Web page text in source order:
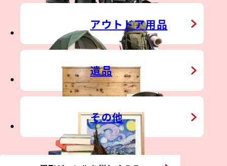
アウトドア用品
遺品
その他